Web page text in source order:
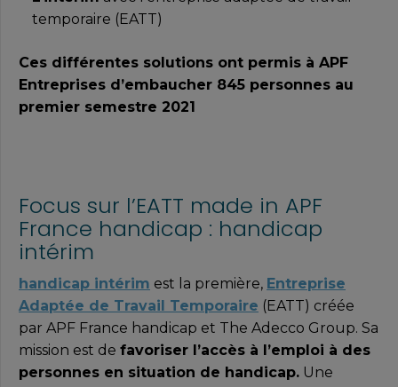
temporaire (EATT)
Ces différentes solutions ont permis à APF
Entreprises d’embaucher 845 personnes au
premier semestre 2021
Focus sur l’EATT made in APF
France handicap : handicap
intérim
handicap intérim est la première, Entreprise
Adaptée de Travail Temporaire (EATT) créée
par APF France handicap et The Adecco Group. Sa
mission est de favoriser l’accès à l’emploi à des
personnes en situation de handicap. Une